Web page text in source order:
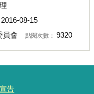
2016-08-15
員會 點閱次數： 9320
告